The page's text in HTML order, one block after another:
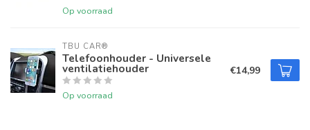
Op voorraad
TBU CAR®
Telefoonhouder - Universele
ventilatiehouder
Op voorraad
€14,99